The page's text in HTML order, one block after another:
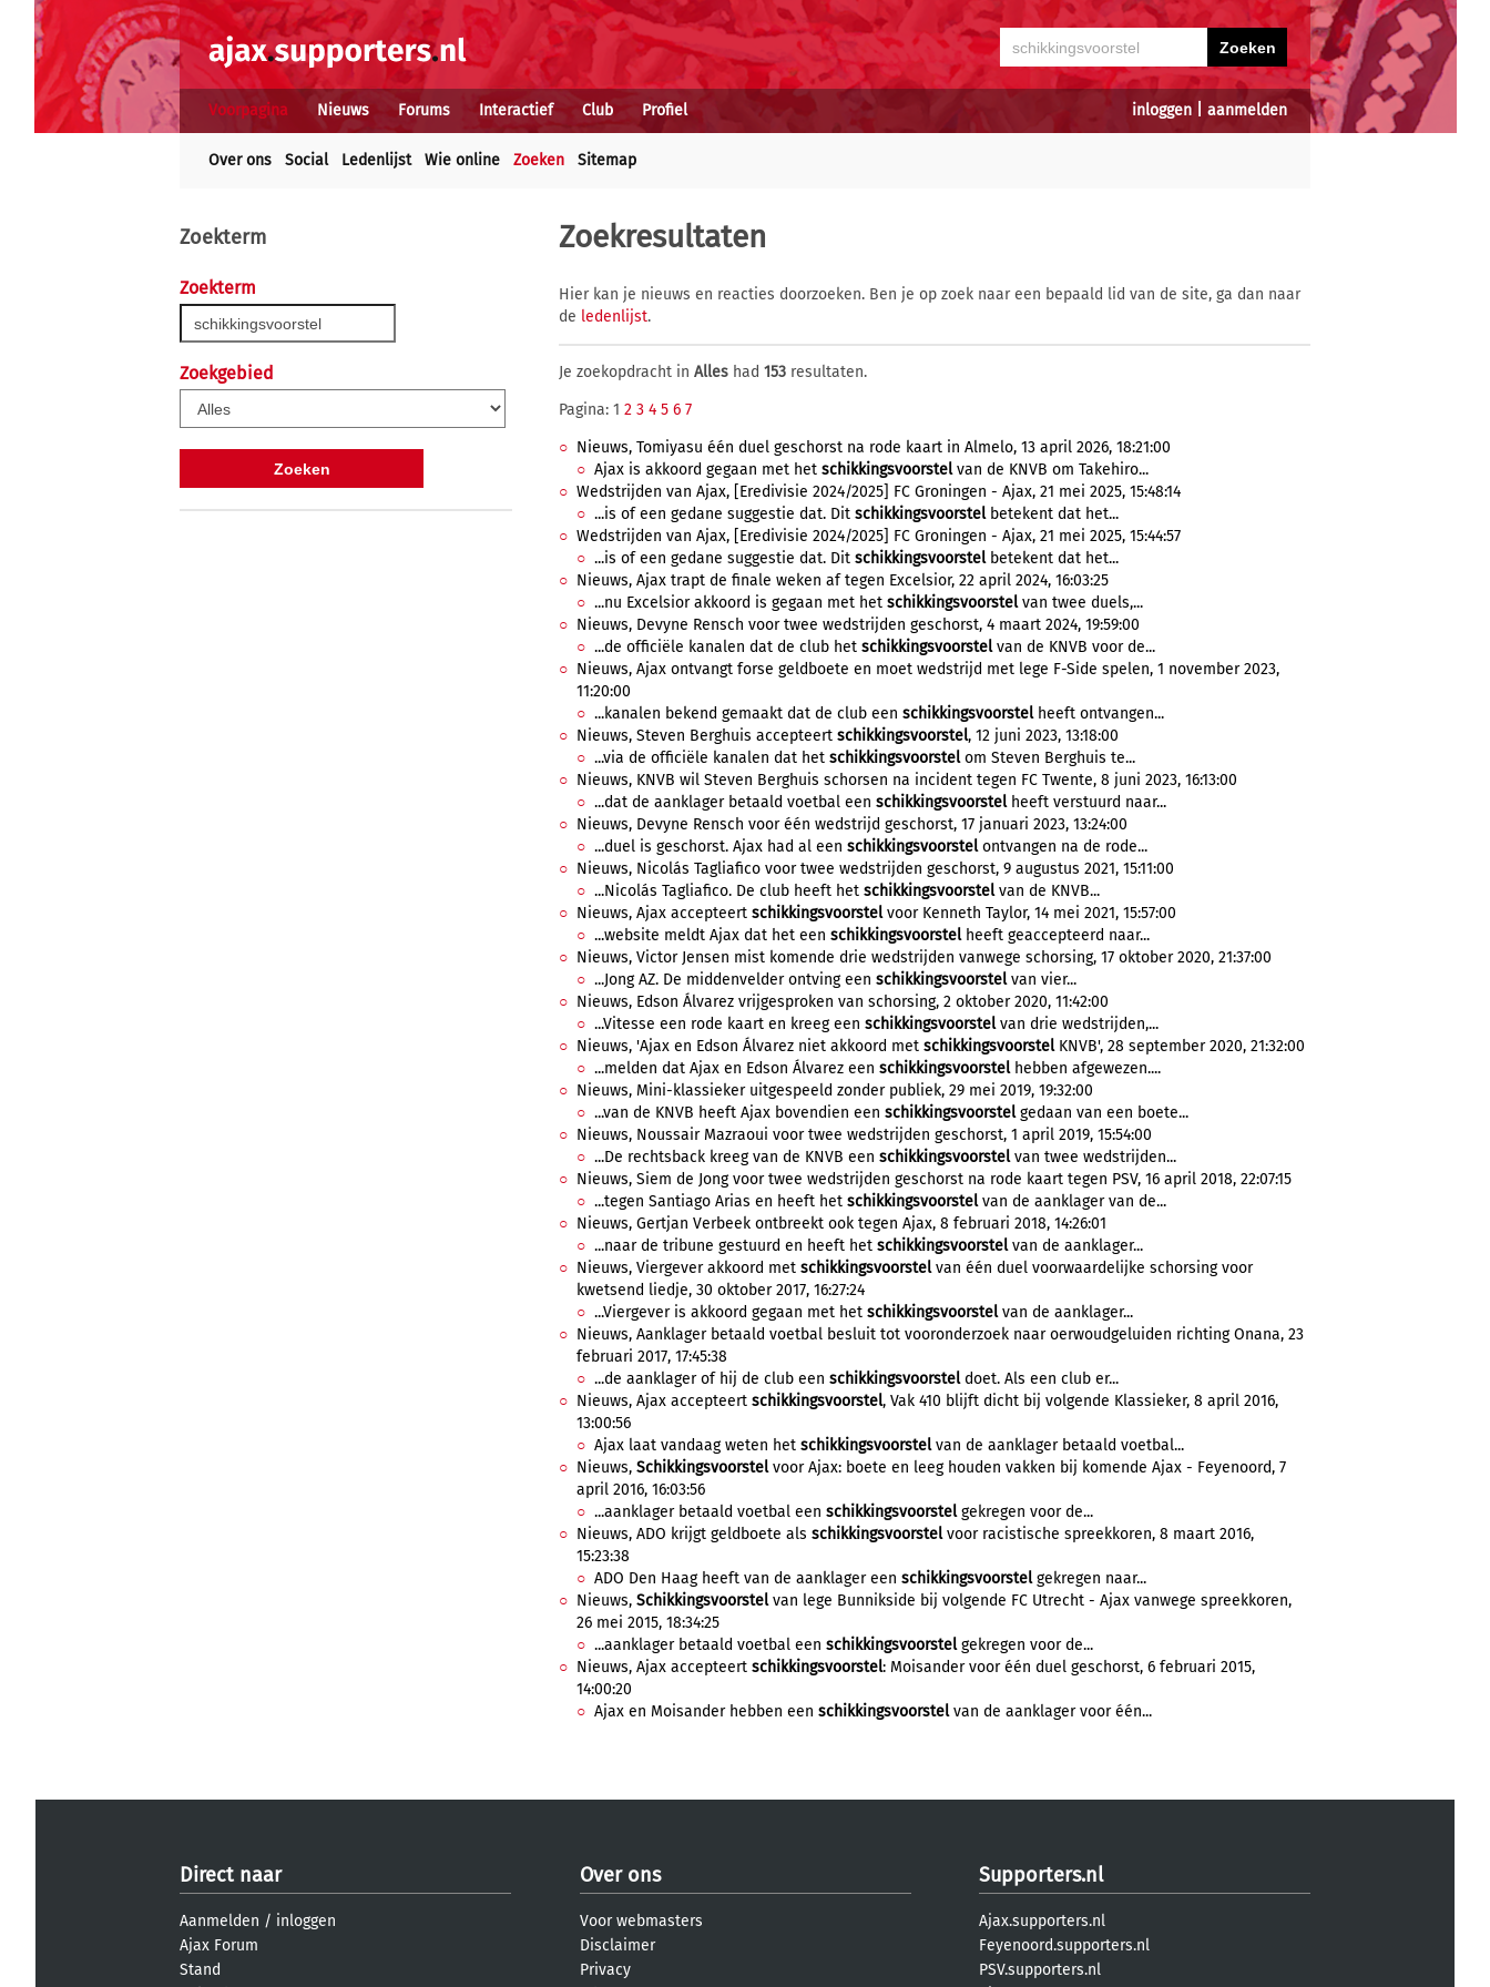
inloggen aanmelden
Voorpagina Nieuws Forums Interactief Club Profiel
Over ons Social Ledenlijst Wie online Zoeken Sitemap
Zoekterm
Zoekterm
Zoekgebied
Zoekresultaten
Hier kan je nieuws en reacties doorzoeken. Ben je op zoek naar een bepaald lid van de site, ga dan naar
de ledenlijst.
Je zoekopdracht in Alles had 153 resultaten.
Pagina: 1 2 3 4 5 6 7
Nieuws, Tomiyasu één duel geschorst na rode kaart in Almelo, 13 april 2026, 18:21:00
Ajax is akkoord gegaan met het schikkingsvoorstelvan de KNVB om Takehiro...
Wedstrijden van Ajax, [Eredivisie 2024/2025] FC Groningen - Ajax, 21 mei 2025, 15:48:14
...is of een gedane suggestie dat. Dit schikkingsvoorstelbetekent dat het...
Wedstrijden van Ajax, [Eredivisie 2024/2025] FC Groningen - Ajax, 21 mei 2025, 15:44:57
...is of een gedane suggestie dat. Dit schikkingsvoorstelbetekent dat het...
Nieuws, Ajax trapt de finale weken af tegen Excelsior, 22 april 2024, 16:03:25
...nu Excelsior akkoord is gegaan met het schikkingsvoorstelvan twee duels,...
Nieuws, Devyne Rensch voor twee wedstrijden geschorst, 4 maart 2024, 19:59:00
...de officiële kanalen dat de club het schikkingsvoorstelvan de KNVB voor de...
Nieuws, Ajax ontvangt forse geldboete en moet wedstrijd met lege F-Side spelen, 1 november 2023,
11:20:00
...kanalen bekend gemaakt dat de club een schikkingsvoorstelheeft ontvangen...
Nieuws, Steven Berghuis accepteert schikkingsvoorstel, 12 juni 2023, 13:18:00
...via de officiële kanalen dat het schikkingsvoorstelom Steven Berghuis te...
Nieuws, KNVB wil Steven Berghuis schorsen na incident tegen FC Twente, 8 juni 2023, 16:13:00
...dat de aanklager betaald voetbal een schikkingsvoorstelheeft verstuurd naar...
Nieuws, Devyne Rensch voor één wedstrijd geschorst, 17 januari 2023, 13:24:00
...duel is geschorst. Ajax had al een schikkingsvoorstelontvangen na de rode...
Nieuws, Nicolás Tagliafico voor twee wedstrijden geschorst, 9 augustus 2021, 15:11:00
...Nicolás Tagliafico. De club heeft het schikkingsvoorstelvan de KNVB...
Nieuws, Ajax accepteert schikkingsvoorstelvoor Kenneth Taylor, 14 mei 2021, 15:57:00
...website meldt Ajax dat het een schikkingsvoorstelheeft geaccepteerd naar...
Nieuws, Victor Jensen mist komende drie wedstrijden vanwege schorsing, 17 oktober 2020, 21:37:00
...Jong AZ. De middenvelder ontving een schikkingsvoorstelvan vier...
Nieuws, Edson Álvarez vrijgesproken van schorsing, 2 oktober 2020, 11:42:00
...Vitesse een rode kaart en kreeg een schikkingsvoorstelvan drie wedstrijden,...
Nieuws, 'Ajax en Edson Álvarez niet akkoord met schikkingsvoorstelKNVB', 28 september 2020, 21:32:00
...melden dat Ajax en Edson Álvarez een schikkingsvoorstelhebben afgewezen....
Nieuws, Mini-klassieker uitgespeeld zonder publiek, 29 mei 2019, 19:32:00
...van de KNVB heeft Ajax bovendien een schikkingsvoorstelgedaan van een boete...
Nieuws, Noussair Mazraoui voor twee wedstrijden geschorst, 1 april 2019, 15:54:00
...De rechtsback kreeg van de KNVB een schikkingsvoorstelvan twee wedstrijden...
Nieuws, Siem de Jong voor twee wedstrijden geschorst na rode kaart tegen PSV, 16 april 2018, 22:07:15
...tegen Santiago Arias en heeft het schikkingsvoorstelvan de aanklager van de...
Nieuws, Gertjan Verbeek ontbreekt ook tegen Ajax, 8 februari 2018, 14:26:01
...naar de tribune gestuurd en heeft het schikkingsvoorstelvan de aanklager...
Nieuws, Viergever akkoord met schikkingsvoorstelvan één duel voorwaardelijke schorsing voor
kwetsend liedje, 30 oktober 2017, 16:27:24
...Viergever is akkoord gegaan met het schikkingsvoorstelvan de aanklager...
Nieuws, Aanklager betaald voetbal besluit tot vooronderzoek naar oerwoudgeluiden richting Onana, 23
februari 2017, 17:45:38
...de aanklager of hij de club een schikkingsvoorsteldoet. Als een club er...
Nieuws, Ajax accepteert schikkingsvoorstel, Vak 410 blijft dicht bij volgende Klassieker, 8 april 2016,
13:00:56
Ajax laat vandaag weten het schikkingsvoorstelvan de aanklager betaald voetbal...
Nieuws, Schikkingsvoorstelvoor Ajax: boete en leeg houden vakken bij komende Ajax - Feyenoord, 7
april 2016, 16:03:56
...aanklager betaald voetbal een schikkingsvoorstelgekregen voor de...
Nieuws, ADO krijgt geldboete als schikkingsvoorstelvoor racistische spreekkoren, 8 maart 2016,
15:23:38
ADO Den Haag heeft van de aanklager een schikkingsvoorstelgekregen naar...
Nieuws, Schikkingsvoorstelvan lege Bunnikside bij volgende FC Utrecht - Ajax vanwege spreekkoren,
26 mei 2015, 18:34:25
...aanklager betaald voetbal een schikkingsvoorstelgekregen voor de...
Nieuws, Ajax accepteert schikkingsvoorstel: Moisander voor één duel geschorst, 6 februari 2015,
14:00:20
Ajax en Moisander hebben een schikkingsvoorstelvan de aanklager voor één...
Direct naar
Aanmelden / inloggen
Ajax Forum
Stand
Over ons
Voor webmasters
Disclaimer
Privacy
Supporters.nl
Ajax.supporters.nl
Feyenoord.supporters.nl
PSV.supporters.nl